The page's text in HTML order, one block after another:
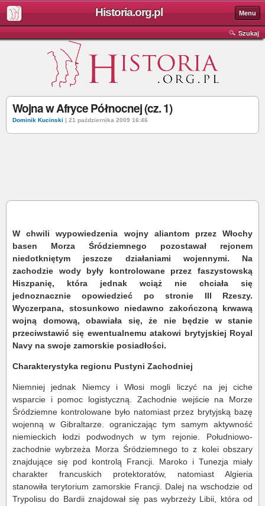
Historia.org.pl Menu
Szukaj
Wojna w Afryce Północnej (cz. 1)
Dominik Kucinski | 21 października 2009 16:46
W chwili wypowiedzenia wojny aliantom przez Włochy
basen Morza Śródziemnego pozostawał rejonem
niedotkniętym jeszcze działaniami wojennymi. Na
zachodzie wody były kontrolowane przez faszystowską
Hiszpanię, która jednak wciąż nie chciała się
jednoznacznie opowiedzieć po stronie III Rzeszy.
Wyczerpana, stosunkowo niedawno zakończoną krwawą
wojną domową, obawiała się, że nie będzie w stanie
przeciwstawić się ewentualnemu atakowi brytyjskiej Royal
Navy na swoje zamorskie posiadłości.
Charakterystyka regionu Pustyni Zachodniej
Niemniej jednak Niemcy i Włosi mogli liczyć na jej ciche
wsparcie i pomoc logistyczną. Zachodnie wejście na Morze
Śródziemne kontrolowane było natomiast przez brytyjską bazę
wojenną w Gibraltarze. ograniczając tym samym aktywność
niemieckich łodzi podwodnych w tym rejonie. Południowo-
zachodnie wybrzeża Morza Śródziemnego to z kolei obszary
znajdujące się pod kontrolą Francji. Maroko i Tunezja miały
charakter francuskich protektoratów, natomiast Algieria
stanowiła terytorium zamorskie Francji. Dalej na wschodzie od
Trypolisu do Bardii znajdował się pas wybrzeży Libii, która od